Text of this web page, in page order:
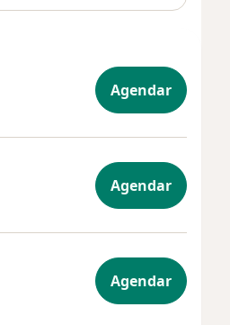
Agendar
Agendar
Agendar